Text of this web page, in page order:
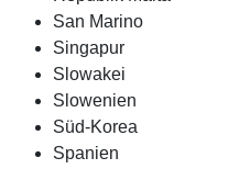
San Marino
Singapur
Slowakei
Slowenien
Süd-Korea
Spanien